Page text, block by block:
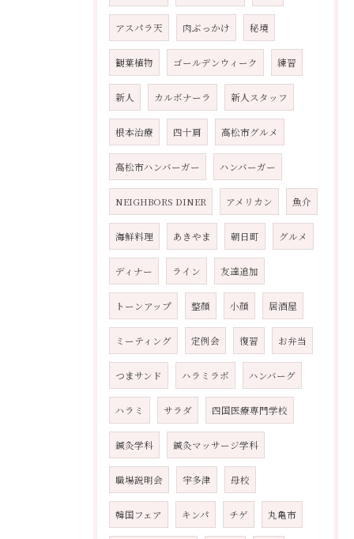
アスパラ天 肉ぶっかけ 秘境
観葉植物 ゴールデンウィーク 練習
新人 カルボナーラ 新人スタッフ
根本治療 四十肩 高松市グルメ
高松市ハンバーガー ハンバーガー
NEIGHBORS DINER アメリカン 魚介
海鮮料理 あきやま 朝日町 グルメ
ディナー ライン 友達追加
トーンアップ 整顏 小顔 居酒屋
ミーティング 定例会 復習 お弁当
つまサンド ハラミラボ ハンバーグ
ハラミ サラダ 四国医療専門学校
鍼灸学科 鍼灸マッサージ学科
職場説明会 宇多津 母校
韓国フェア キンパ チゲ 丸亀市